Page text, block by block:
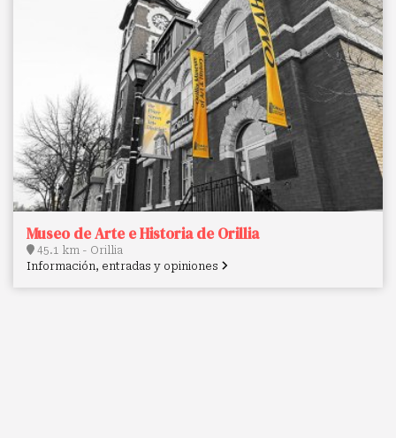
Museo de Arte e Historia de Orillia
45.1 km - Orillia
Información, entradas y opiniones